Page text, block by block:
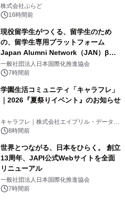
きで Villa Mon Temps AWAJIの連泊
素泊りプラン
株式会社ぷらど
16時間前
現役留学生がつくる、留学生のため
の、留学生専用プラットフォーム
Japan Alumni Network（JAN）β版
をリリース
一般社団法人日本国際化推進協会
7時間前
学園生活コミュニティ「キャラフレ」
｜2026『夏祭りイベント』のお知らせ
キャラフレ｜株式会社エイプリル・データ・
デザインズ
8時間前
世界とつながる、日本をひらく。 創立
13周年、JAPI公式Webサイトを全面
リニューアル
一般社団法人日本国際化推進協会
7時間前